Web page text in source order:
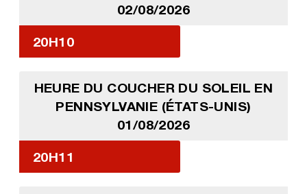
02/08/2026
20H10
HEURE DU COUCHER DU SOLEIL EN
PENNSYLVANIE (ÉTATS-UNIS)
01/08/2026
20H11